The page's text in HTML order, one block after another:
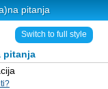
pitanja
Switch to full style
pitanja